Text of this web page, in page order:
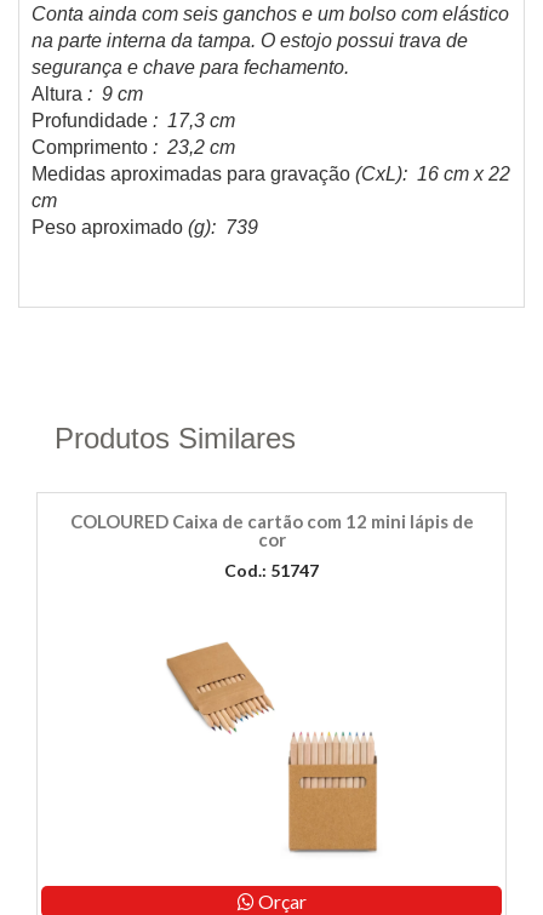
Conta ainda com seis ganchos e um bolso com elástico
na parte interna da tampa. O estojo possui trava de
segurança e chave para fechamento.
Altura : 9 cm
Profundidade : 17,3 cm
Comprimento : 23,2 cm
Medidas aproximadas para gravação (CxL): 16 cm x 22
cm
Peso aproximado (g): 739
Produtos Similares
COLOURED Caixa de cartão com 12 mini lápis de
cor
Cod.: 51747
Orçar